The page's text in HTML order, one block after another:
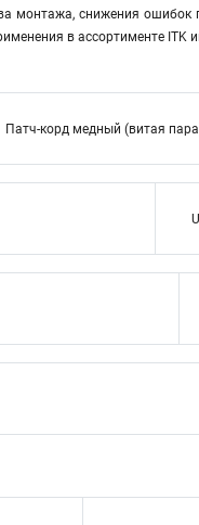
монтажа, снижения ошибок
в ассортименте
Патч-корд медный (витая